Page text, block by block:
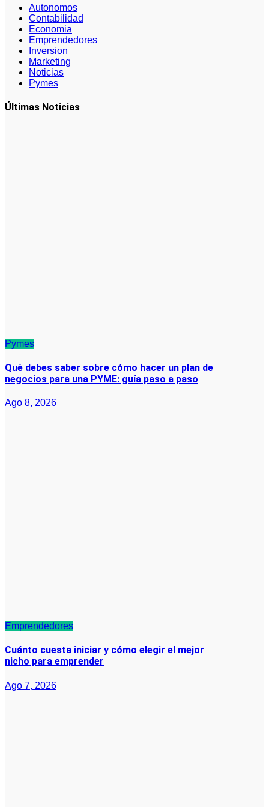
Autonomos
Contabilidad
Economia
Emprendedores
Inversion
Marketing
Noticias
Pymes
Últimas Noticias
Pymes
Qué debes saber sobre cómo hacer un plan de
negocios para una PYME: guía paso a paso
Ago 8, 2026
Emprendedores
Cuánto cuesta iniciar y cómo elegir el mejor
nicho para emprender
Ago 7, 2026